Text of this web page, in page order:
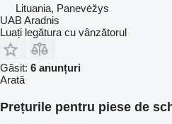
Lituania, Panevėžys
UAB Aradnis
Luați legătura cu vânzătorul
Găsit: 6 anunțuri
Arată
Prețurile pentru piese de